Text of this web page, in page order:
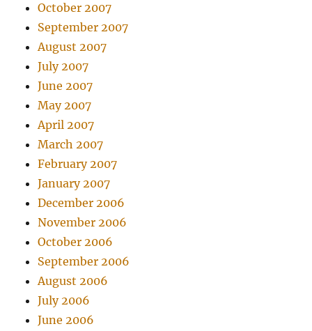
October 2007
September 2007
August 2007
July 2007
June 2007
May 2007
April 2007
March 2007
February 2007
January 2007
December 2006
November 2006
October 2006
September 2006
August 2006
July 2006
June 2006